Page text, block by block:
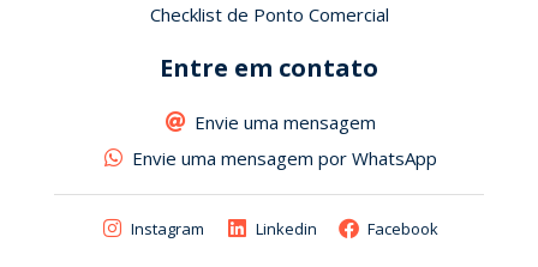
Checklist de Ponto Comercial
Entre em contato
Envie uma mensagem
Envie uma mensagem por WhatsApp
Instagram Linkedin Facebook